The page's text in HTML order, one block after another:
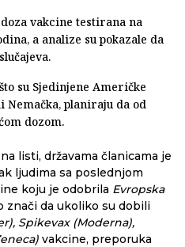
vakcine testirana na
a analize su pokazale da
su Sjedinjene Američke
Nemačka, planiraju da od
dozom.
listi, državama članicama je
ljudima sa poslednjom
koju je odobrila Evropska
znači da ukoliko su dobili
Spikevax (Moderna),
vakcine, preporuka